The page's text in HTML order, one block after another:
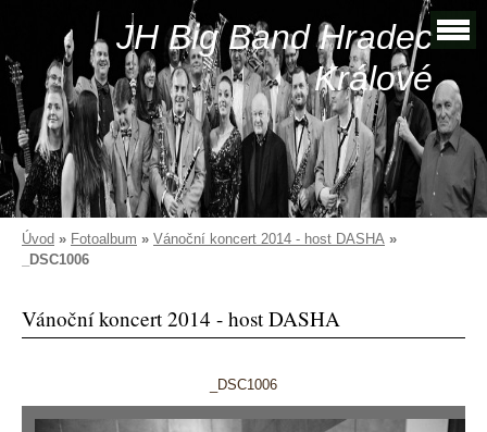
JH Big Band Hradec
Králové
Úvod » Fotoalbum » Vánoční koncert 2014 - host DASHA »
_DSC1006
Vánoční koncert 2014 - host DASHA
_DSC1006